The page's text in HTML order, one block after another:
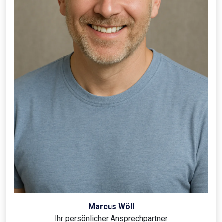
Marcus Wöll
Ihr persönlicher Ansprechpartner